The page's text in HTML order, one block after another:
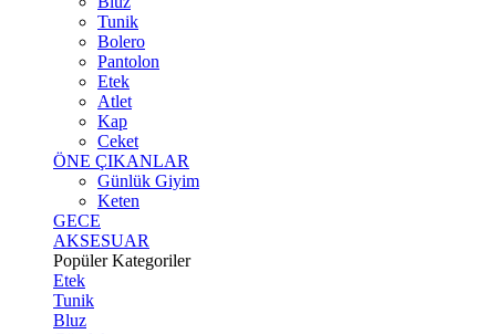
Tunik
Bolero
Pantolon
Etek
Atlet
Kap
Ceket
ÖNE ÇIKANLAR
Günlük Giyim
Keten
GECE
AKSESUAR
Popüler Kategoriler
Etek
Tunik
Bluz